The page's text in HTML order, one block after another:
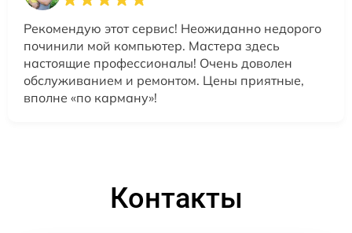
Рекомендую этот сервис! Неожиданно недорого
починили мой компьютер. Мастера здесь
настоящие профессионалы! Очень доволен
обслуживанием и ремонтом. Цены приятные,
вполне «по карману»!
Контакты